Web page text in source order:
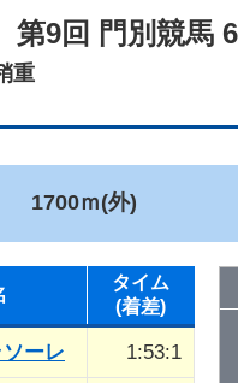
第9回 門別競馬
重
1700ｍ(外)
タイム
(着差)
ーレ 1:53:1